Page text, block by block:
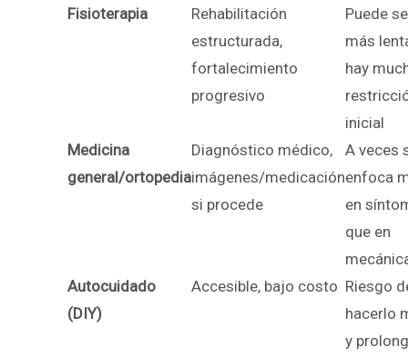
Fisioterapia
Rehabilitación
estructurada,
fortalecimiento
progresivo
Puede
más
hay
inicial
Medicina
general/ortopedia
Diagnóstico médico,
imágenes/medicación
si procede
A veces
enfoca
en
que en
Autocuidado
(DIY)
Accesible, bajo costo Riesgo
hacerlo
y